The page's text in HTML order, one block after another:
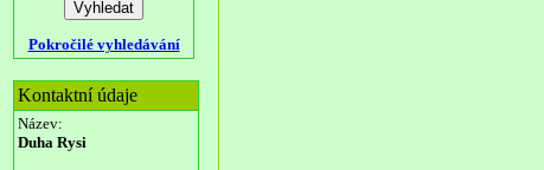
Pokročilé vyhledávání
Kontaktní údaje
Název:
Duha Rysi